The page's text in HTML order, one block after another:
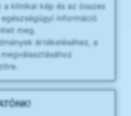
a klinikai kép és az összes
információ
meg.
értékeléséhez, a